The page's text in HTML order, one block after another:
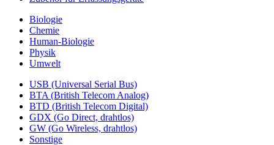
Biologie
Chemie
Human-Biologie
Physik
Umwelt
USB (Universal Serial Bus)
BTA (British Telecom Analog)
BTD (British Telecom Digital)
GDX (Go Direct, drahtlos)
GW (Go Wireless, drahtlos)
Sonstige